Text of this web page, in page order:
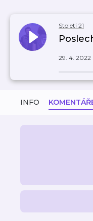
Století 21
29. 4. 2022
INFO